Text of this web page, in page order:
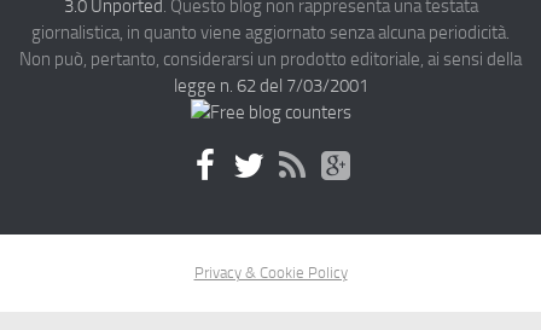
3.0 Unported. Questo blog non rappresenta una testata
giornalistica, in quanto viene aggiornato senza alcuna periodicità.
Non può, pertanto, considerarsi un prodotto editoriale, ai sensi della
legge n. 62 del 7/03/2001
Privacy & Cookie Policy